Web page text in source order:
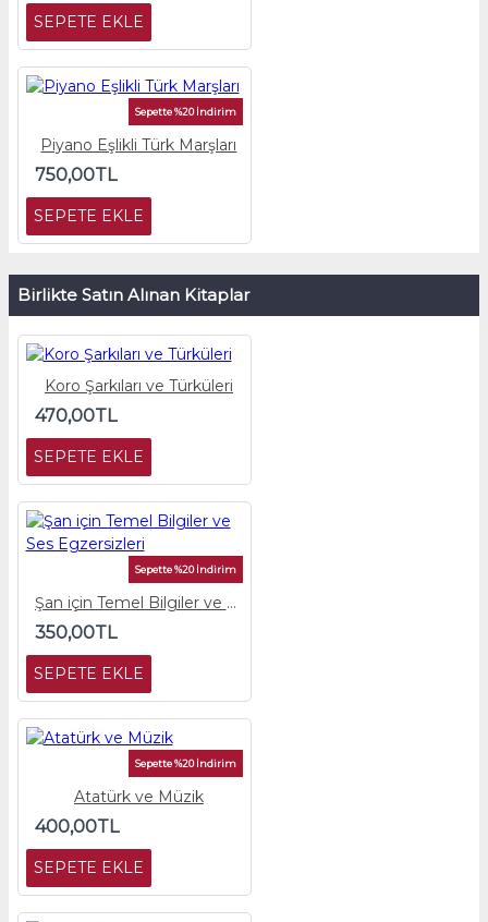
SEPETE EKLE
Sepette %20 İndirim
Piyano Eşlikli Türk Marşları
750,00TL
SEPETE EKLE
Birlikte Satın Alınan Kitaplar
Koro Şarkıları ve Türküleri
470,00TL
SEPETE EKLE
Sepette %20 İndirim
Şan için Temel Bilgiler ve Ses Egzersizleri
350,00TL
SEPETE EKLE
Sepette %20 İndirim
Atatürk ve Müzik
400,00TL
SEPETE EKLE